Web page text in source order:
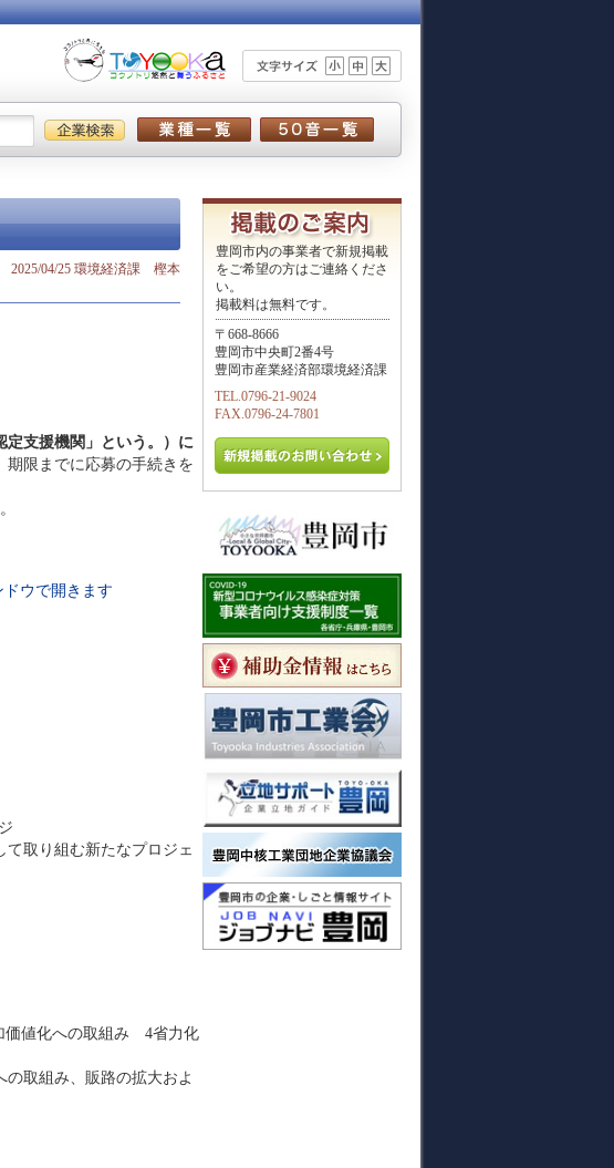
2025/04/25 環境経済課 樫本
定支援機関」という。）に
期限までに応募の手続きを
取り組む新たなプロジェ
取組み、販路の拡大およ
豊岡市内の事業者で新規掲載
をご希望の方はご連絡くださ
い。
掲載料は無料です。
〒668-8666
豊岡市中央町2番4号
豊岡市産業経済部環境経済課
TEL.0796-21-9024
FAX.0796-24-7801